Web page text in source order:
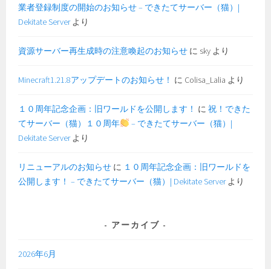
業者登録制度の開始のお知らせ – できたてサーバー（猫）|
Dekitate Serverより
資源サーバー再生成時の注意喚起のお知らせ に sky より
Minecraft1.21.8アップデートのお知らせ！ に Colisa_Lalia より
１０周年記念企画：旧ワールドを公開します！ に祝！できた
てサーバー（猫）１０周年
– できたてサーバー（猫）|
Dekitate Serverより
リニューアルのお知らせ に １０周年記念企画：旧ワールドを
公開します！ – できたてサーバー（猫）| Dekitate Serverより
アーカイブ
2026年6月